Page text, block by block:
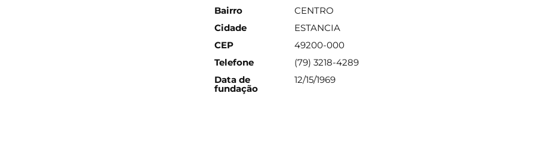
Bairro
CENTRO
Cidade
ESTANCIA
CEP
49200-000
Telefone
(79) 3218-4289
Data de
fundação
12/15/1969